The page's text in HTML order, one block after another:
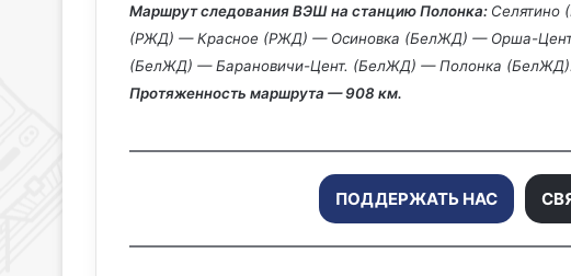
Маршрут следования ВЭШ на станцию Полонка:
(РЖД) — Красное (РЖД) — Осиновка (БелЖД) — Орша-
(БелЖД) — Барановичи-Цент. (БелЖД) — Полонка (БелЖД).
Протяженность маршрута — 908 км.
ПОДДЕРЖАТЬ НАС